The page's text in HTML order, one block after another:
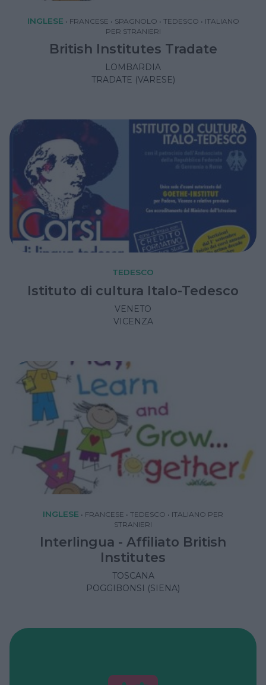
INGLESE • FRANCESE • SPAGNOLO • TEDESCO • ITALIANO
PER STRANIERI
British Institutes Tradate
LOMBARDIA
TRADATE (VARESE)
TEDESCO
Istituto di cultura Italo-Tedesco
VENETO
VICENZA
INGLESE • FRANCESE • TEDESCO • ITALIANO PER
STRANIERI
Interlingua - Affiliato British
Institutes
TOSCANA
POGGIBONSI (SIENA)